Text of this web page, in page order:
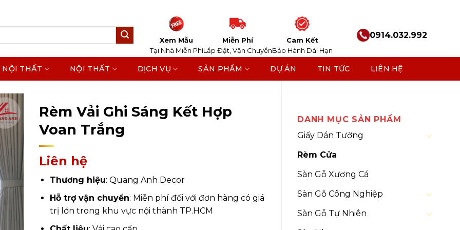
Xem Mẫu
Tại Nhà Miễn Phí
Miễn Phí
Lắp Đặt, Vận Chuyển
Cam Kết
Bảo Hành Dài Hạn
0914.032.992
NỘI THẤT NỘI THẤT DỊCH VỤ SẢN PHẨM DỰ ÁN TIN TỨC LIÊN HỆ
DANH MỤC SẢN PHẨM
Giấy Dán Tường
Rèm Cửa
Sàn Gỗ Xương Cá
Sàn Gỗ Công Nghiệp
Sàn Gỗ Tự Nhiên
Rèm Vải Ghi Sáng Kết Hợp
Voan Trắng
Liên hệ
Thương hiệu: Quang Anh Decor
Hỗ trợ vận chuyển: Miễn phí đối với đơn hàng có giá
trị lớn trong khu vực nội thành TP.HCM